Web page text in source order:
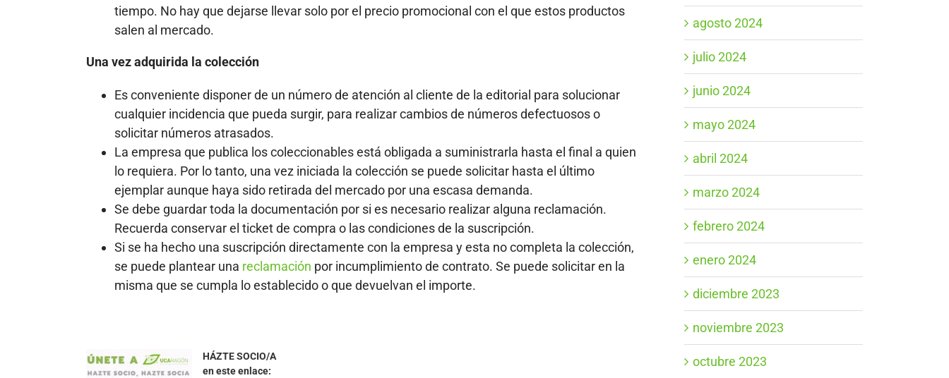
tiempo. No hay que dejarse llevar solo por el precio promocional con el que estos productos
salen al mercado.
Una vez adquirida la colección
Es conveniente disponer de un número de atención al cliente de la editorial para solucionar
cualquier incidencia que pueda surgir, para realizar cambios de números defectuosos o
solicitar números atrasados.
La empresa que publica los coleccionables está obligada a suministrarla hasta el final a quien
lo requiera. Por lo tanto, una vez iniciada la colección se puede solicitar hasta el último
ejemplar aunque haya sido retirada del mercado por una escasa demanda.
Se debe guardar toda la documentación por si es necesario realizar alguna reclamación.
Recuerda conservar el ticket de compra o las condiciones de la suscripción.
Si se ha hecho una suscripción directamente con la empresa y esta no completa la colección,
se puede plantear una reclamación por incumplimiento de contrato. Se puede solicitar en la
misma que se cumpla lo establecido o que devuelvan el importe.
HÁZTE SOCIO/A
en este enlace:
agosto 2024
julio 2024
junio 2024
mayo 2024
abril 2024
marzo 2024
febrero 2024
enero 2024
diciembre 2023
noviembre 2023
octubre 2023